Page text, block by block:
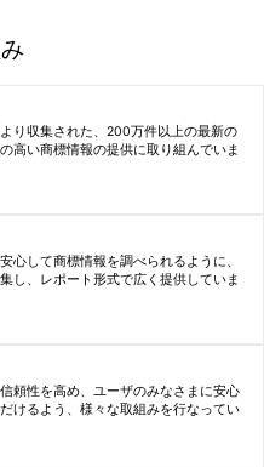
り収集された、200万件以上の最新の
高い商標情報の提供に取り組んでいま
心して商標情報を調べられるように、
し、レポート形式で広く提供していま
頼性を高め、ユーザのみなさまに安心
けるよう、様々な取組みを行なってい